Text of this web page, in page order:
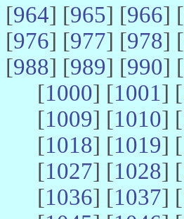
[964] [965] [966] [
[976] [977] [978] [
[988] [989] [990] [
[1000] [1001] [
[1009] [1010] [
[1018] [1019] [
[1027] [1028] [
[1036] [1037] [